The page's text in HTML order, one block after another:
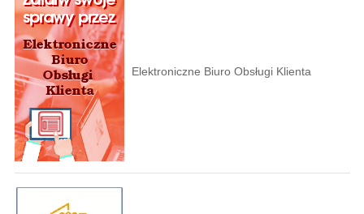
Elektroniczne Biuro Obsługi Klienta